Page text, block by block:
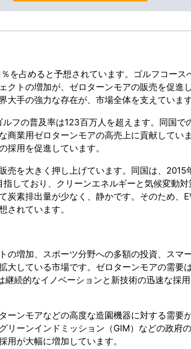
を占めると予想されています。ゴルフコース
トの増加が、ゼロターンモアの販売を促進し
手の強力な存在が、市場全体を支えています
フの普及率は123百万人を超えます。同国で
商業用ゼロターンモアの高売上に貢献してい
用を促進しています。
売を大きく押し上げています。同国は、2015
しており、クリーンエネルギーと気候変動対
素排出量が少なく、静かです。そのため、
れています。
の増加、スポーツ分野への多額の投資、スマ
大している市場です。ゼロターンモアの需要
続的なイノベーションと新技術の迅速な採
ーンモアなどの高度な造園機器に対する需要
リーンインドミッション（GIM）などの政府
が大幅に増加しています。